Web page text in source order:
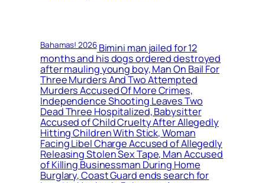
Bahamas! 2026Bimini man jailed for 12
months and his dogs ordered destroyed
after mauling young boy, Man On Bail For
Three Murders And Two Attempted
Murders Accused Of More Crimes,
Independence Shooting Leaves Two
Dead Three Hospitalized, Babysitter
Accused of Child Cruelty After Allegedly
Hitting Children With Stick, Woman
Facing Libel Charge Accused of Allegedly
Releasing Stolen Sex Tape, Man Accused
of Killing Businessman During Home
Burglary, Coast Guard ends search for